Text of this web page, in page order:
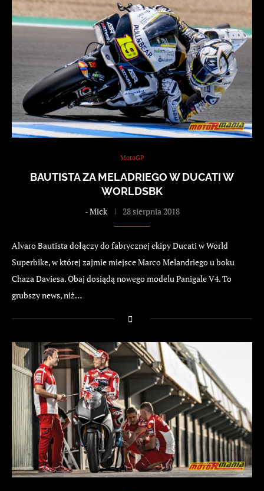
MotoGP
BAUTISTA ZA MELADRIEGO W DUCATI W
WORLDSBK
-Mick 28 sierpnia 2018
Alvaro Bautista dołączy do fabrycznej ekipy Ducati w World
Superbike, w której zajmie miejsce Marco Melandriego u boku
Chaza Daviesa. Obaj dosiądą nowego modelu Panigale V4. To
grubszy news, niż…